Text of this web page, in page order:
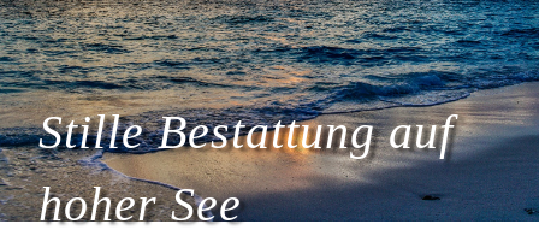
Stille Bestattung auf
hoher See